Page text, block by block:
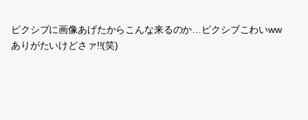
ピクシブに画像あげたからこんな来るのか…ピクシブこわいww
ありがたいけどさァ!!(笑)